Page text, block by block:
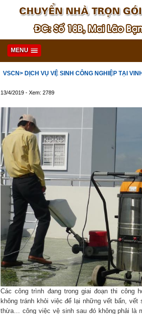
MENU
VSCN> DỊCH VỤ VỆ SINH CÔNG NGHIỆP TẠI
13/4/2019 - Xem: 2789
Các công trình đang trong giai đoạn thi công
không tránh khỏi việc để lại những vết bẩn,
thừa… công việc vệ sinh sau đó không phải là